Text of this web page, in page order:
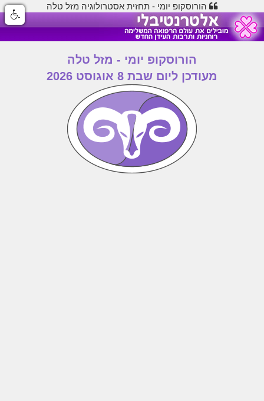
הורוסקופ יומי - תחזית אסטרולוגיה מזל טלה
הורוסקופ יומי - מזל טלה
מעודכן ליום שבת 8 אוגוסט 2026